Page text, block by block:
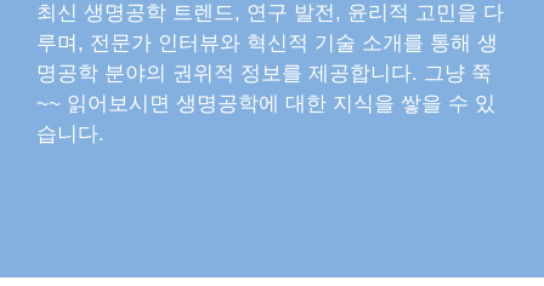
최신 생명공학 트렌드, 연구 발전, 윤리적 고민을 다
루며, 전문가 인터뷰와 혁신적 기술 소개를 통해 생
명공학 분야의 권위적 정보를 제공합니다. 그냥 쭉
~~ 읽어보시면 생명공학에 대한 지식을 쌓을 수 있
습니다.